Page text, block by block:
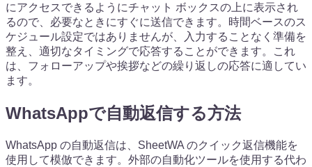
にアクセスできるようにチャット ボックスの上に表示され
るので、必要なときにすぐに送信できます。時間ベースのス
ケジュール設定ではありませんが、入力することなく準備を
整え、適切なタイミングで応答することができます。これ
は、フォローアップや挨拶などの繰り返しの応答に適してい
ます。
WhatsAppで自動返信する方法
WhatsApp の自動返信は、SheetWA のクイック返信機能を
使用して模倣できます。外部の自動化ツールを使用する代わ